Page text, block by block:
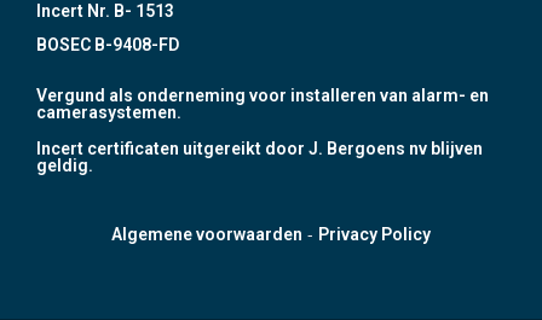
Incert Nr. B- 1513
BOSEC B-9408-FD
Vergund als onderneming voor installeren van alarm- en
camerasystemen.
Incert certificaten uitgereikt door J. Bergoens nv blijven
geldig.
Algemene voorwaarden - Privacy Policy